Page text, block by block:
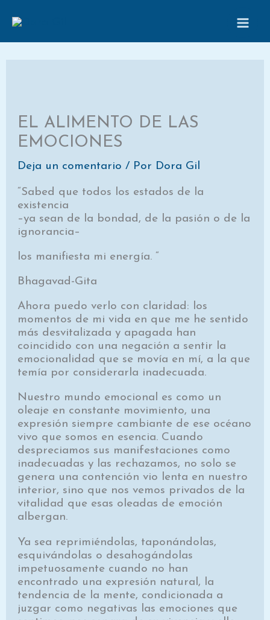
EL ALIMENTO DE LAS
EMOCIONES
Deja un comentario / Por Dora Gil
“Sabed que todos los estados de la
existencia
–ya sean de la bondad, de la pasión o de la
ignorancia–
los manifiesta mi energía. “
Bhagavad-Gita
Ahora puedo verlo con claridad: los
momentos de mi vida en que me he sentido
más desvitalizada y apa­gada han
coincidido con una negación a sentir la
emo­cionalidad que se movía en mí, a la que
temía por con­siderarla inadecuada.
Nuestro mundo emocional es como un
oleaje en constante movimiento, una
expresión siempre cam­biante de ese océano
vivo que somos en esencia. Cuando
despreciamos sus manifestaciones como
inadecuadas y las rechazamos, no solo se
genera una contención vio­ lenta en nuestro
interior, sino que nos vemos privados de la
vitalidad que esas oleadas de emoción
albergan.
Ya sea reprimiéndolas, taponándolas,
esquivándo­las o desahogándolas
impetuosamente cuando no han
encontrado una expresión natural, la
tendencia de la mente, condicionada a
juzgar como negativas las emo­ciones que